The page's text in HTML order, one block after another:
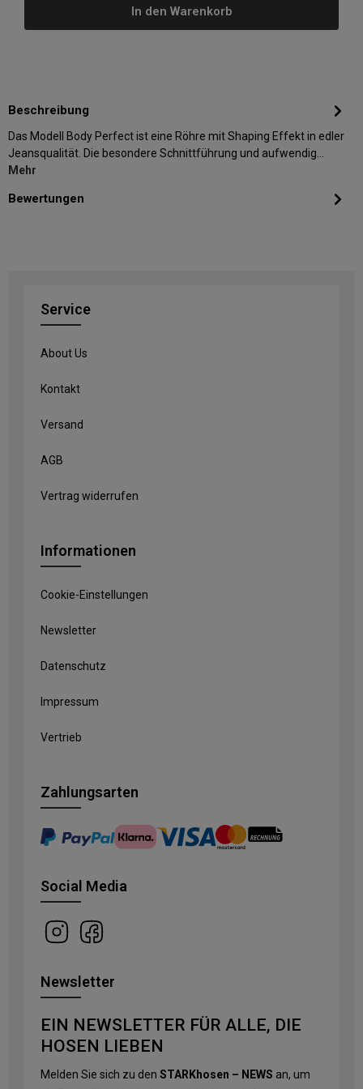
In den Warenkorb
Beschreibung
Das Modell Body Perfect ist eine Röhre mit Shaping Effekt in edler
Jeansqualität. Die besondere Schnittführung und aufwendig…
Mehr
Bewertungen
Service
About Us
Kontakt
Versand
AGB
Vertrag widerrufen
Informationen
Cookie-Einstellungen
Newsletter
Datenschutz
Impressum
Vertrieb
Zahlungsarten
Social Media
Newsletter
EIN NEWSLETTER FÜR ALLE, DIE
HOSEN LIEBEN
Melden Sie sich zu den STARKhosen – NEWS an, um